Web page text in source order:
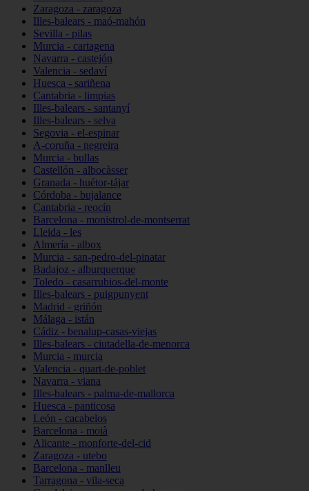
Zaragoza - zaragoza
Illes-balears - maó-mahón
Sevilla - pilas
Murcia - cartagena
Navarra - castejón
Valencia - sedaví
Huesca - sariñena
Cantabria - limpias
Illes-balears - santanyí
Illes-balears - selva
Segovia - el-espinar
A-coruña - negreira
Murcia - bullas
Castellón - albocàsser
Granada - huétor-tájar
Córdoba - bujalance
Cantabria - reocín
Barcelona - monistrol-de-montserrat
Lleida - les
Almería - albox
Murcia - san-pedro-del-pinatar
Badajoz - alburquerque
Toledo - casarrubios-del-monte
Illes-balears - puigpunyent
Madrid - griñón
Málaga - istán
Cádiz - benalup-casas-viejas
Illes-balears - ciutadella-de-menorca
Murcia - murcia
Valencia - quart-de-poblet
Navarra - viana
Illes-balears - palma-de-mallorca
Huesca - panticosa
León - cacabelos
Barcelona - moià
Alicante - monforte-del-cid
Zaragoza - utebo
Barcelona - manlleu
Tarragona - vila-seca